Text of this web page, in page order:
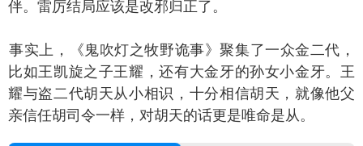
伴。雷厉结局应该是改邪归正了。
上，《鬼吹灯之牧野诡事》聚集了一众金二代，
比如王凯旋之子王耀，还有大金牙的孙女小金牙。王
耀与盗二代胡天从小相识，十分相信胡天，就像他父
亲信任胡司令一样，对胡天的话更是唯命是从。